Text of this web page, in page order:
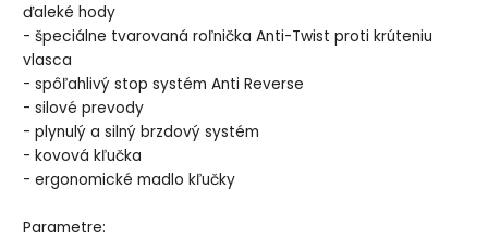
ďaleké hody
- špeciálne tvarovaná roľnička Anti-Twist proti krúteniu
vlasca
- spôľahlivý stop systém Anti Reverse
- silové prevody
- plynulý a silný brzdový systém
- kovová kľučka
- ergonomické madlo kľučky
Parametre: